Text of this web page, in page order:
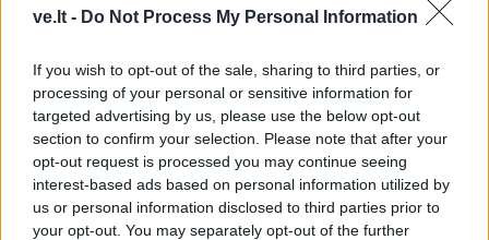
ve.lt - Do Not Process My Personal Information
If you wish to opt-out of the sale, sharing to third parties, or
processing of your personal or sensitive information for
targeted advertising by us, please use the below opt-out
section to confirm your selection. Please note that after your
opt-out request is processed you may continue seeing
interest-based ads based on personal information utilized by
us or personal information disclosed to third parties prior to
your opt-out. You may separately opt-out of the further
TAIP PAT SKAITYKITE